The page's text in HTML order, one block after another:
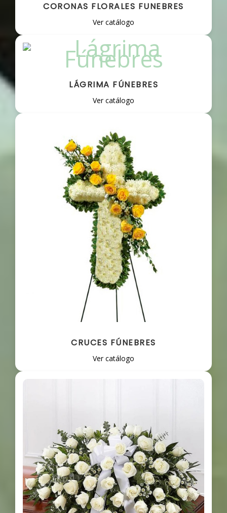
CORONAS FLORALES FUNEBRES
Ver catálogo
LÁGRIMA FÚNEBRES
Ver catálogo
CRUCES FÚNEBRES
Ver catálogo